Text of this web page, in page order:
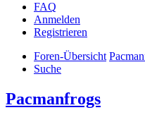
FAQ
Anmelden
Registrieren
Foren-Übersicht
Suche
Pacmanfrogs